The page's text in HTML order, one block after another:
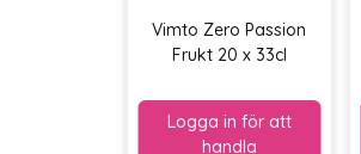
Vimto Zero Passion
Frukt 20 x 33cl